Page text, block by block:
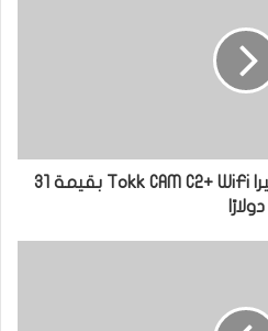
شاهد في الظلام مع كاميرا Tokk CAM C2+ WiFi بقيمة 31
دولارًا